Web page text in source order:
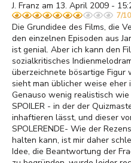
J. Franz am 13. April 2009 -
7/10
Die Grundidee des Films, die
den einzelnen Episoden aus
ist genial. Aber ich kann den
sozialkritisches
überzeichnete bösartige Figur
sieht man üblicher weise
Genauso wenig realistisch
SPOILER - in der der
inhaftieren lässt, und dieser
SPOLERENDE- Wie der
halten kann, ist mir daher
Idee, die Beantwortung der